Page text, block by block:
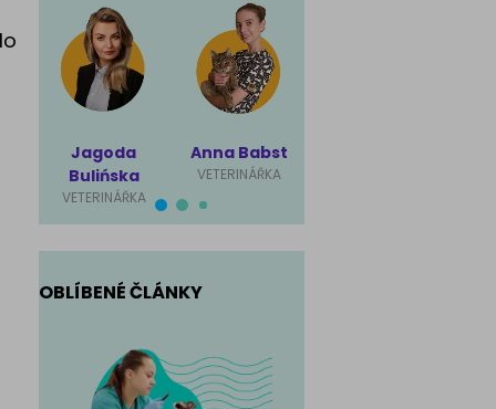
Jagoda
Bulińska
VETERINÁŘKA
Anna Babst
VETERINÁŘKA
OBLÍBENÉ ČLÁNKY